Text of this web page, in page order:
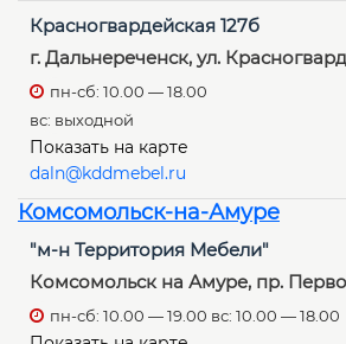
Красногвардейская 127б
г. Дальнереченск, ул.
пн-сб: 10.00 — 18.00
вс: выходной
Показать на карте
daln@kddmebel.ru
Комсомольск-на-Амуре
"м-н Территория Мебели"
Комсомольск на Амуре, пр.
пн-сб: 10.00 — 19.00 вс: 10.00 — 18.00